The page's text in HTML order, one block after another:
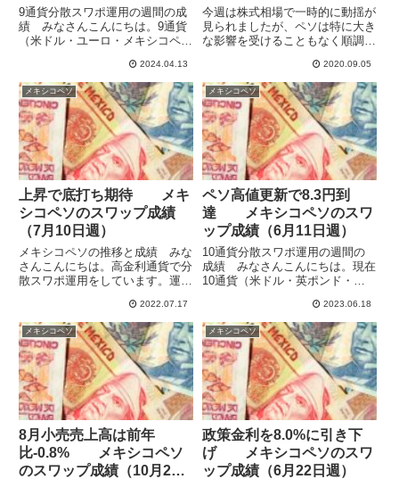
9通貨分散スワポ運用の週間の成
績 みなさんこんにちは。9通貨
（米ドル・ユーロ・メキシコペ
ル・インドルピー・ポーランドズ
ロチ・チェココルナ・ハンガリー
フォリント）でスワップポイント
運用をしています。ハイレバで高
収益...
2024.04.13
今週は株式相場で一時的に動揺が
見られましたが、ペソは特に大き
な影響を受けることもなく順調に
は6/9の安値の21.46到達も間近の
21.53で週を終えています。長期
で見ると、コロナショックでペソ
は暴落しましたが、...
2020.09.05
メキシコペソ
上昇で底打ち期待 メキ
シコペソのスワップ成績
（7月10日週）
メキシコペソの推移と成績 みな
さんこんにちは。高金利通貨で分
散スワポ運用をしています。運用
ポ収益は113,204円で、先週の
107,643円から増加して11万円台
に到達しました。前の週に続いて
ポーランドズロチの...
2022.07.17
メキシコペソ
ペソ高値更新で8.3円到
達 メキシコペソのスワ
ップ成績（6月11日週）
10通貨分散スワポ運用の週間の
成績 みなさんこんにちは。現在
10通貨（米ドル・英ポンド・ユ
ラ・ブラジルレアル・インドルピ
ー・ポーランドズロチ・チェココ
ルナ・ハンガリーフォリント）を
スワップポイント目的で保有して
い...
2023.06.18
メキシコペソ
8月小売売上高は前年
比-0.8% メキシコペソ
のスワップ成績（10月20
メキシコペソ
政策金利を8.0%に引き下
げ メキシコペソのスワ
ップ成績（6月22日週）